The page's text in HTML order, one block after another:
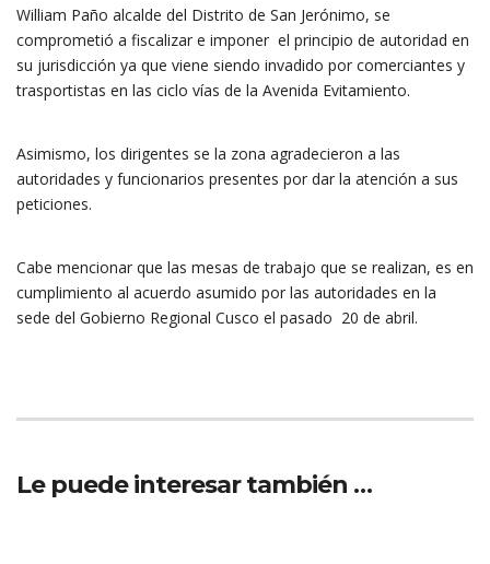
William Paño alcalde del Distrito de San Jerónimo, se
comprometió a fiscalizar e imponer el principio de autoridad en
su jurisdicción ya que viene siendo invadido por comerciantes y
trasportistas en las ciclo vías de la Avenida Evitamiento.
Asimismo, los dirigentes se la zona agradecieron a las
autoridades y funcionarios presentes por dar la atención a sus
peticiones.
Cabe mencionar que las mesas de trabajo que se realizan, es en
cumplimiento al acuerdo asumido por las autoridades en la
sede del Gobierno Regional Cusco el pasado 20 de abril.
Le puede interesar también …